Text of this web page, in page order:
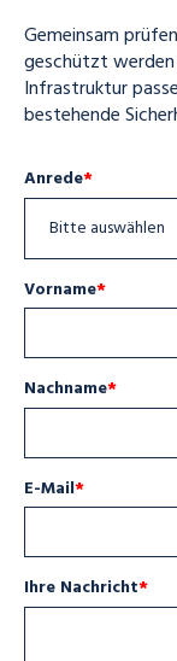
Gemeinsam
geschützt
Infrastruktur
bestehende
Anrede*
Vorname*
Nachname*
E-Mail*
Ihre Nachricht*